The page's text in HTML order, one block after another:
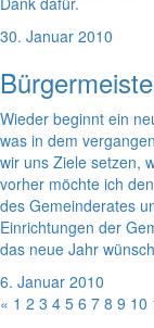
30. Januar 2010
Wieder beginnt ein
was in dem
wir uns Ziele setzen,
vorher möchte ich
des Gemeinderates
Einrichtungen der
das neue Jahr
6. Januar 2010
« 1 2 3 4 5 6 7 8 9 10